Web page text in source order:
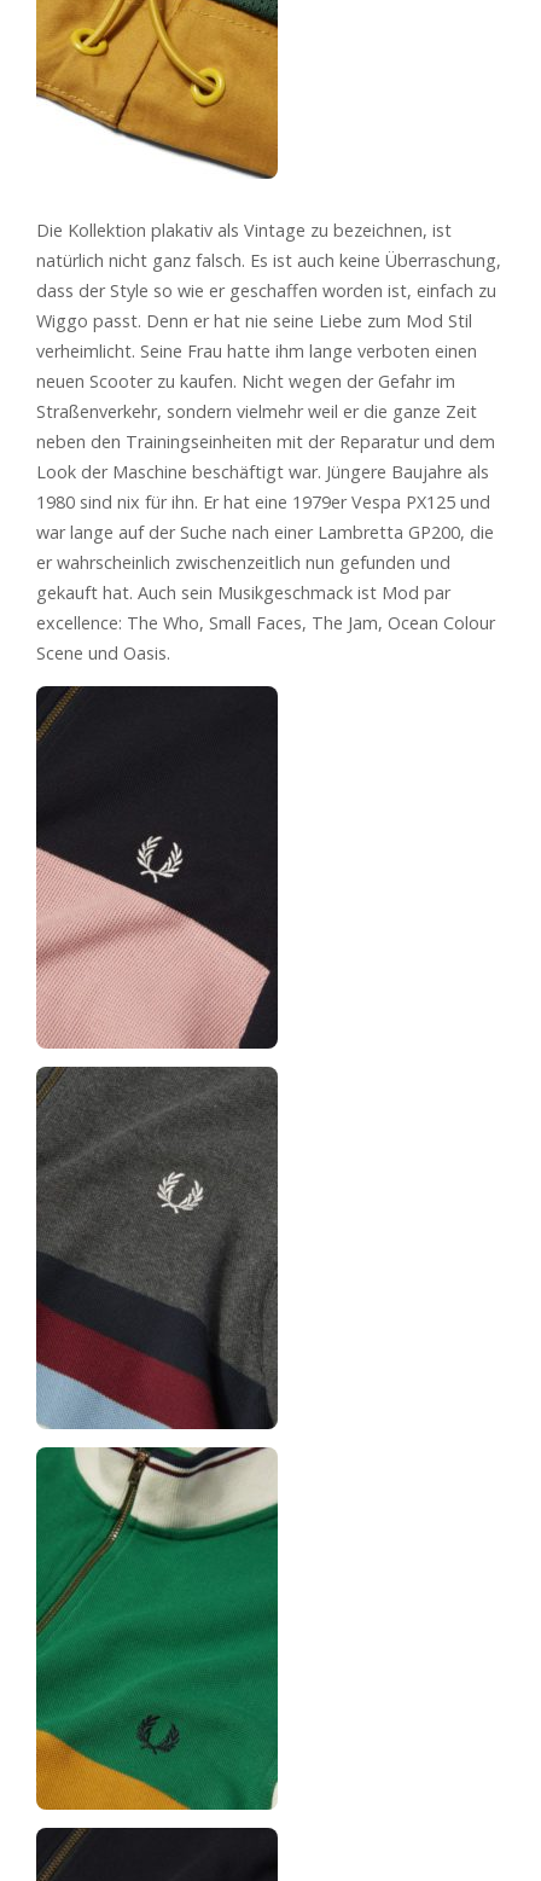
Die Kollektion plakativ als Vintage zu bezeichnen, ist
natürlich nicht ganz falsch. Es ist auch keine Überraschung,
dass der Style so wie er geschaffen worden ist, einfach zu
Wiggo passt. Denn er hat nie seine Liebe zum Mod Stil
verheimlicht. Seine Frau hatte ihm lange verboten einen
neuen Scooter zu kaufen. Nicht wegen der Gefahr im
Straßenverkehr, sondern vielmehr weil er die ganze Zeit
neben den Trainingseinheiten mit der Reparatur und dem
Look der Maschine beschäftigt war. Jüngere Baujahre als
1980 sind nix für ihn. Er hat eine 1979er Vespa PX125 und
war lange auf der Suche nach einer Lambretta GP200, die
er wahrscheinlich zwischenzeitlich nun gefunden und
gekauft hat. Auch sein Musikgeschmack ist Mod par
excellence: The Who, Small Faces, The Jam, Ocean Colour
Scene und Oasis.